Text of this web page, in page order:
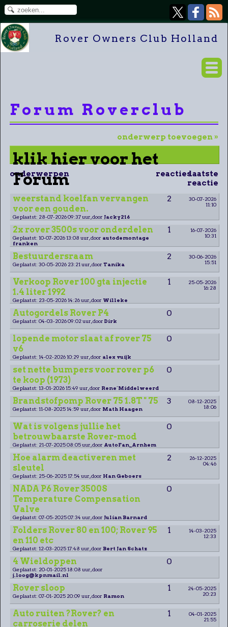
Rover Owners Club Holland
Forum Roverclub
onderwerp toevoegen »
klik hier voor het
Forum
onderwerpen reactieslaatste
reactie
weerstand koelfan vervangen
voor een gouden.
2
30-07-2026
11:10
Geplaatst: 28-07-2026 09:37 uur, door Jacky216
2x rover 3500s voor onderdelen 1
16-07-2026
10:31
Geplaatst: 10-07-2026 13:08 uur, door autodemontage
franken
Bestuurdersraam 2
30-06-2026
15:51
Geplaatst: 30-05-2026 23:21 uur, door Tanika
Verkoop Rover 100 gta injectie
1.4 liter 1992
1
25-05-2026
16:28
Geplaatst: 23-05-2026 14:26 uur, door Willeke
Autogordels Rover P4 0
Geplaatst: 04-03-2026 09:02 uur, door Dirk
lopende motor slaat af rover 75
v6
0
Geplaatst: 14-02-2026 10:29 uur, door alex vuijk
set nette bumpers voor rover p6
te koop (1973)
0
Geplaatst: 13-01-2026 15:49 uur, door Rene´Middelweerd
Brandstofpomp Rover 75 1.8T " 75 3
08-12-2025
18:06
Geplaatst: 11-08-2025 14:59 uur, door Math Haagen
Wat is volgens jullie het
betrouwbaarste Rover-mod
0
Geplaatst: 21-07-2025 08:05 uur, door AutoFan_Arnhem
Hoe alarm deactiveren met
sleutel
2
26-12-2025
04:46
Geplaatst: 25-06-2025 17:54 uur, door Han Geboers
NADA P6 Rover 3500S
Temperature Compensation
Valve
0
Geplaatst: 07-05-2025 07:34 uur, door Julian Barnard
Folders Rover 80 en 100; Rover 95
en 110 etc
1
14-03-2025
12:33
Geplaatst: 12-03-2025 17:48 uur, door Bert Jan Schatz
4 Wieldoppen 0
Geplaatst: 20-01-2025 18:08 uur, door
j.loog@kpnmail.nl
Rover sloop 1
24-05-2025
20:23
Geplaatst: 07-01-2025 20:09 uur, door Ramon
Auto ruiten ?Rover? en
carroserie delen
1
04-01-2025
21:55